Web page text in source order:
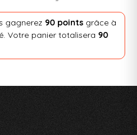
gagnerez 90 pointsgrâce à
Votre panier totalisera 90